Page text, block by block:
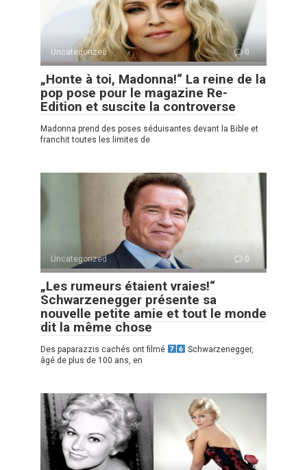
Uncategorized 0
„Honte à toi, Madonna!“ La reine de la
pop pose pour le magazine Re-
Edition et suscite la controverse
Madonna prend des poses séduisantes devant la Bible et
franchit toutes les limites de
Uncategorized 0
„Les rumeurs étaient vraies!“
Schwarzenegger présente sa
nouvelle petite amie et tout le monde
dit la même chose
Des paparazzis cachés ont filmé
Schwarzenegger,
âgé de plus de 100 ans, en